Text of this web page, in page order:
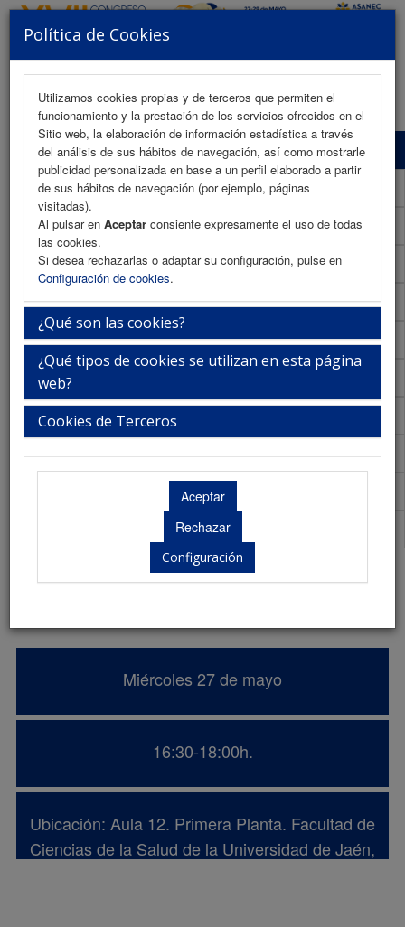
Política de Cookies
Utilizamos cookies propias y de terceros que permiten el
funcionamiento y la prestación de los servicios ofrecidos en el
Sitio web, la elaboración de información estadística a través
del análisis de sus hábitos de navegación, así como mostrarle
publicidad personalizada en base a un perfil elaborado a partir
de sus hábitos de navegación (por ejemplo, páginas
visitadas).
Al pulsar en Aceptar consiente expresamente el uso de todas
las cookies.
Si desea rechazarlas o adaptar su configuración, pulse en
Configuración de cookies.
¿Qué son las cookies?
¿Qué tipos de cookies se utilizan en esta página
web?
Cookies de Terceros
Configuración
MENU
Programa Científico
Programa Científico (PDF)
Cronograma Programa Científico
Normativa comunicaciones
Envío de comunicaciones
Descargar normativa
Plantilla
Talleres
Aula Virtual de Comunicaciones
URM en el manejo del síndrome
Miércoles 27 de mayo
16:30-18:00h.
Ubicación: Aula 12. Primera Planta. Facultad de
Ciencias de la Salud de la Universidad de Jaén,